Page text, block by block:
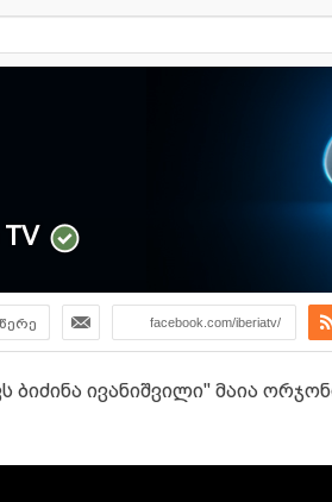
facebook.com/iberiatv/
ბიძინა ივანიშვილი" მაია